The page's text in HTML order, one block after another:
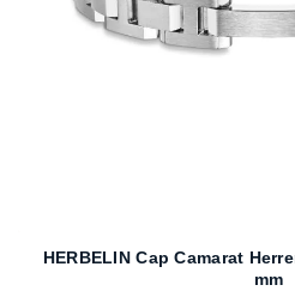
HERBELIN Cap Camarat
mm